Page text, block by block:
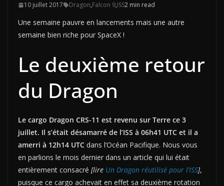
10 juillet 2017 Dragon,Falcon 9,ISS2 min read
Une semaine pauvre en lancements mais une autre
semaine bien riche pour SpaceX !
Le deuxième retour
du Dragon
Le cargo Dragon CRS-11 est revenu sur Terre ce 3
juillet. Il s’était désamarré de l’ISS à 06h41 UTC et il a
amerri à 12h14 UTC dans l’Océan Pacifique. Nous vous
en parlions le mois dernier dans un article qui lui était
entièrement consacré [lire Un Dragon réutilisé pour l’ISS],
puisque ce cargo achevait en effet sa deuxième rotation